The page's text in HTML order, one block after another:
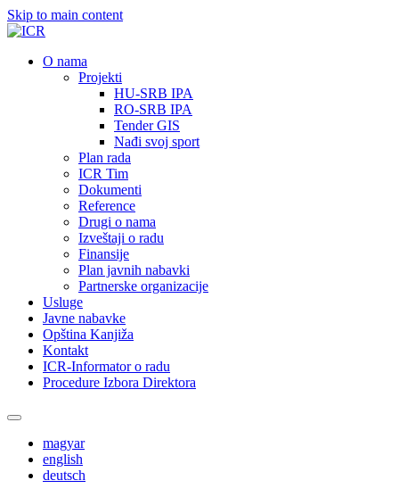
Skip to main content
О nama
Projekti
HU-SRB IPA
RO-SRB IPA
Tender GIS
Nađi svoj sport
Plan rada
ICR Tim
Dokumenti
Reference
Drugi o nama
Izveštaji o radu
Finansije
Plan javnih nabavki
Partnerske organizacije
Usluge
Javne nabavke
Opština Kanjiža
Kontakt
ICR-Informator o radu
Procedure Izbora Direktora
magyar
english
deutsch